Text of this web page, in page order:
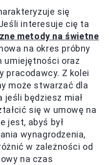
się
interesuje cię ta
metody na świetne
na okres próbny
umiejętności oraz
pracodawcy. Z kolei
może stwarzać dla
jeśli będziesz miał
się w umowę na
jest, abyś był
wynagrodzenia,
w zależności od
na czas